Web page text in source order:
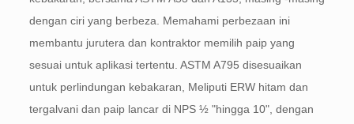
dengan ciri yang berbeza. Memahami perbezaan ini
membantu jurutera dan kontraktor memilih paip yang
sesuai untuk aplikasi tertentu. ASTM A795 disesuaikan
untuk perlindungan kebakaran, Meliputi ERW hitam dan
tergalvani dan paip lancar di NPS ½ "hingga 10", dengan